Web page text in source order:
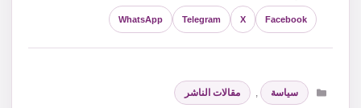
Facebook
X
Telegram
WhatsApp
التصنيفات
سياسة ,
مقالات الناشر